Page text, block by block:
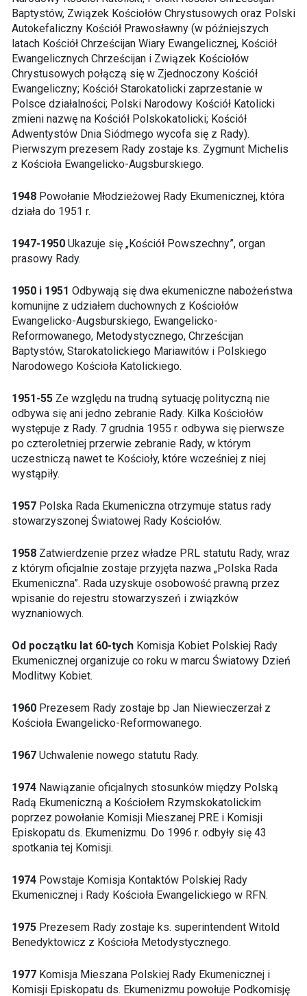
Baptystów, Związek Kościołów Chrystusowych oraz Polski
Autokefaliczny Kościół Prawosławny (w późniejszych
latach Kościół Chrześcijan Wiary Ewangelicznej, Kościół
Ewangelicznych Chrześcijan i Związek Kościołów
Chrystusowych połączą się w Zjednoczony Kościół
Ewangeliczny; Kościół Starokatolicki zaprzestanie w
Polsce działalności; Polski Narodowy Kościół Katolicki
zmieni nazwę na Kościół Polskokatolicki; Kościół
Adwentystów Dnia Siódmego wycofa się z Rady).
Pierwszym prezesem Rady zostaje ks. Zygmunt Michelis
z Kościoła Ewangelicko-Augsburskiego.
1948Powołanie Młodzieżowej Rady Ekumenicznej, która
działa do 1951 r.
1947-1950Ukazuje się „Kościół Powszechny”, organ
prasowy Rady.
1950 i 1951 Odbywają się dwa ekumeniczne nabożeństwa
komunijne z udziałem duchownych z Kościołów
Ewangelicko-Augsburskiego, Ewangelicko-
Reformowanego, Metodystycznego, Chrześcijan
Baptystów, Starokatolickiego Mariawitów i Polskiego
Narodowego Kościoła Katolickiego.
1951-55Ze względu na trudną sytuację polityczną nie
odbywa się ani jedno zebranie Rady. Kilka Kościołów
występuje z Rady. 7 grudnia 1955 r. odbywa się pierwsze
po czteroletniej przerwie zebranie Rady, w którym
uczestniczą nawet te Kościoły, które wcześniej z niej
wystąpiły.
1957Polska Rada Ekumeniczna otrzymuje status rady
stowarzyszonej Światowej Rady Kościołów.
1958Zatwierdzenie przez władze PRL statutu Rady, wraz
z którym oficjalnie zostaje przyjęta nazwa „Polska Rada
Ekumeniczna”. Rada uzyskuje osobowość prawną przez
wpisanie do rejestru stowarzyszeń i związków
wyznaniowych.
Od początku lat 60-tychKomisja Kobiet Polskiej Rady
Ekumenicznej organizuje co roku w marcu Światowy Dzień
Modlitwy Kobiet.
1960Prezesem Rady zostaje bp Jan Niewieczerzał z
Kościoła Ewangelicko-Reformowanego.
1967Uchwalenie nowego statutu Rady.
1974Nawiązanie oficjalnych stosunków między Polską
Radą Ekumeniczną a Kościołem Rzymskokatolickim
poprzez powołanie Komisji Mieszanej PRE i Komisji
Episkopatu ds. Ekumenizmu. Do 1996 r. odbyły się 43
spotkania tej Komisji.
1974Powstaje Komisja Kontaktów Polskiej Rady
Ekumenicznej i Rady Kościoła Ewangelickiego w RFN.
1975Prezesem Rady zostaje ks. superintendent Witold
Benedyktowicz z Kościoła Metodystycznego.
1977Komisja Mieszana Polskiej Rady Ekumenicznej i
Komisji Episkopatu ds. Ekumenizmu powołuje Podkomisję